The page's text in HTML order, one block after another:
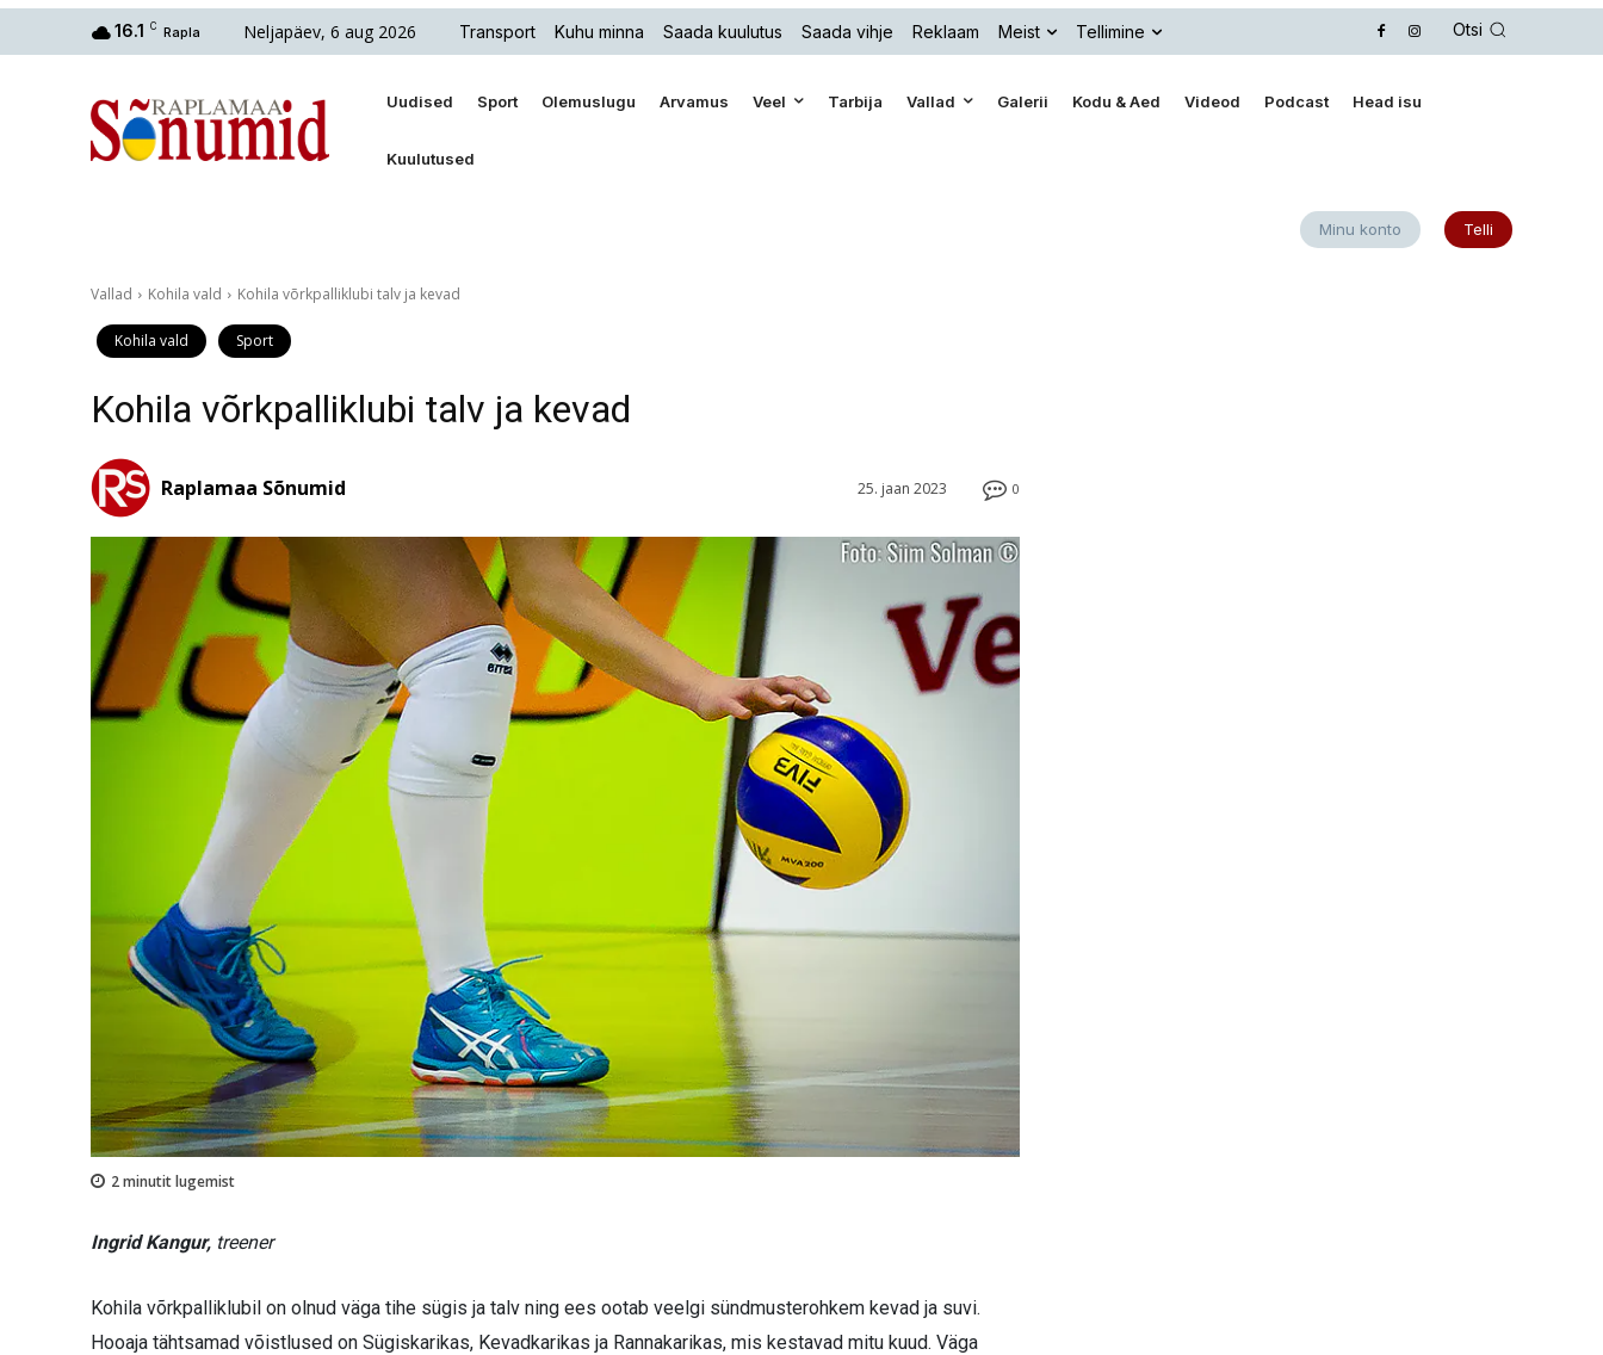
16.1 C Rapla Neljapäev, 6 aug 2026 Transport Kuhu minna Saada kuulutus Saada vihje Reklaam Meist Tellimine Otsi
Uudised Sport Olemuslugu Arvamus Veel Tarbija Vallad Galerii Kodu & Aed Videod Podcast Head isu
Kuulutused
Minu konto Telli
Vallad Kohila vald Kohila võrkpalliklubi talv ja kevad
Kohila vald Sport
Kohila võrkpalliklubi talv ja kevad
0
25. jaan 2023
Raplamaa Sõnumid
2minutit lugemist
Ingrid Kangur, treener
Kohila võrkpalliklubil on olnud väga tihe sügis ja talv ning ees ootab veelgi sündmusterohkem kevad ja suvi.
Hooaja tähtsamad võistlused on Sügiskarikas, Kevadkarikas ja Rannakarikas, mis kestavad mitu kuud. Väga